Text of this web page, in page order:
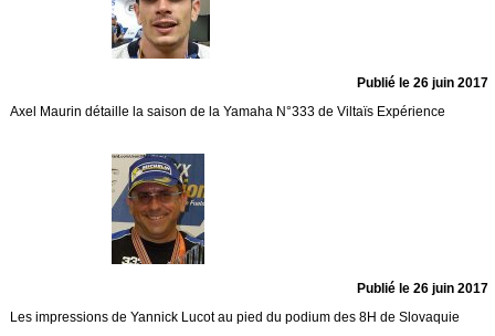
Publié le 26 juin 2017
Axel Maurin détaille la saison de la Yamaha N°333 de Viltaïs Expérience
Publié le 26 juin 2017
Les impressions de Yannick Lucot au pied du podium des 8H de Slovaquie